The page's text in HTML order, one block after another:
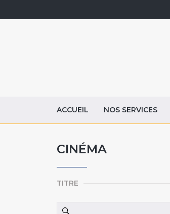
ACCUEIL NOS SERVICES
CINÉMA
TITRE